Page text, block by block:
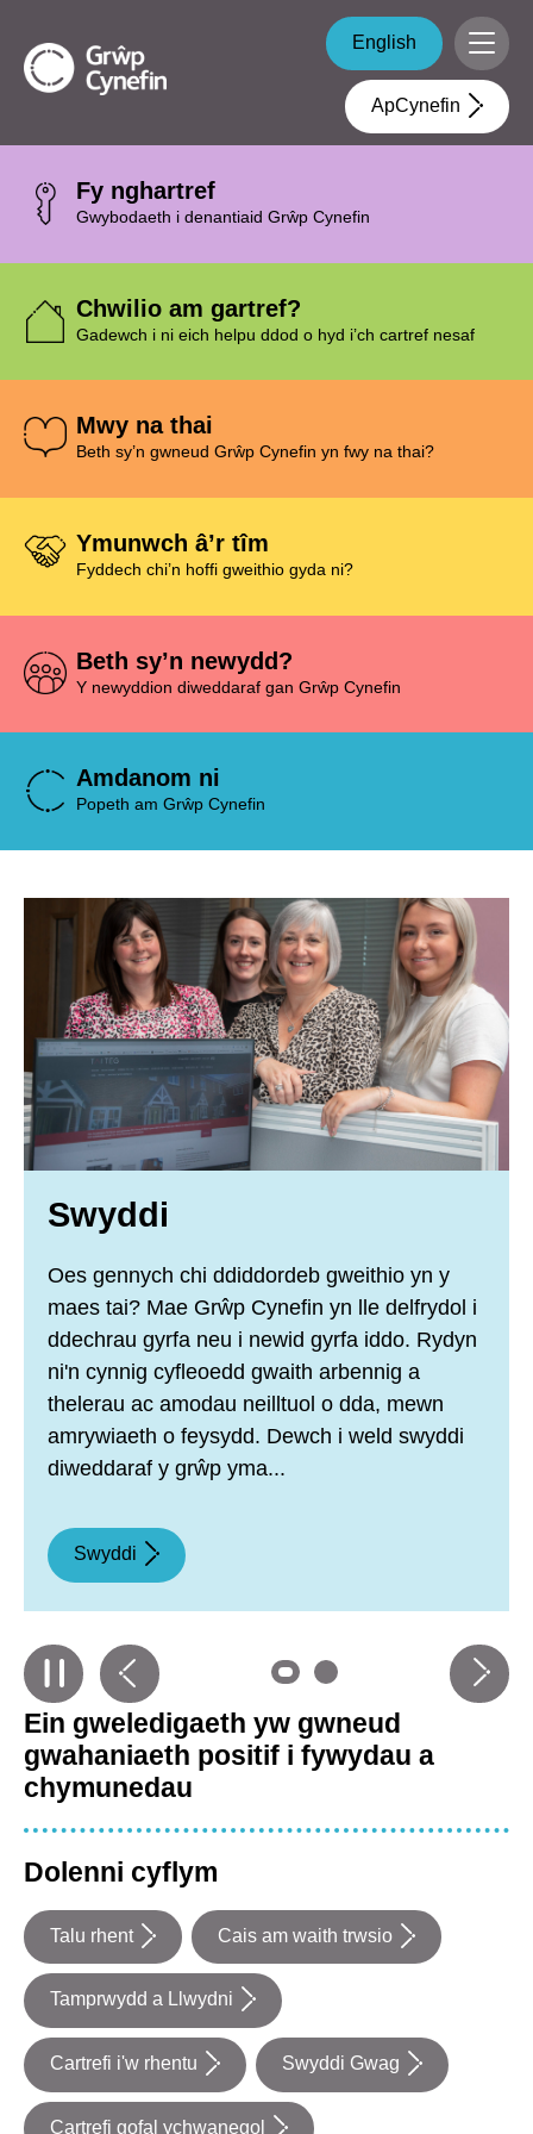
Cynefin
Menu
English
ApCynefin
Fy nghartref
Gwybodaeth i denantiaid Grŵp Cynefin
Chwilio am gartref?
Gadewch i ni eich helpu ddod o hyd i’ch cartref nesaf
Mwy na thai
Beth sy’n gwneud Grŵp Cynefin yn fwy na thai?
Ymunwch â’r tîm
Fyddech chi’n hoffi gweithio gyda ni?
Beth sy’n newydd?
Y newyddion diweddaraf gan Grŵp Cynefin
Amdanom ni
Popeth am Grŵp Cynefin
Swyddi
Oes gennych chi ddiddordeb gweithio yn y
maes tai? Mae Grŵp Cynefin yn lle delfrydol i
ddechrau gyrfa neu i newid gyrfa iddo. Rydyn
ni'n cynnig cyfleoedd gwaith arbennig a
thelerau ac amodau neilltuol o dda, mewn
amrywiaeth o feysydd. Dewch i weld swyddi
diweddaraf y grŵp yma...
Swyddi
Previous
slide
in
carousel
0
Next
slide
0
Ein gweledigaeth yw gwneud
gwahaniaeth positif i fywydau a
chymunedau
Dolenni cyflym
Talu rhent Cais am waith trwsio
Tamprwydd a Llwydni
Cartrefi i'w rhentu Swyddi Gwag
Cartrefi gofal ychwanegol